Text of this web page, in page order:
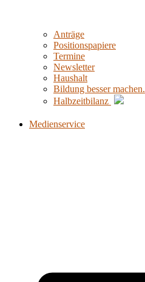
Anträge
Positionspapiere
Termine
Newsletter
Haushalt
Bildung besser machen.
Halbzeitbilanz
Medienservice